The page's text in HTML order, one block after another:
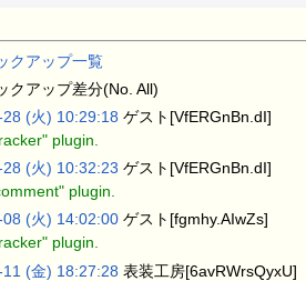
クアップ一覧
クアップ差分(No. All)
(火) 10:29:18 ゲスト[VfERGnBn.dI]
plugin.
(火) 10:32:23 ゲスト[VfERGnBn.dI]
plugin.
(火) 14:02:00 ゲスト[fgmhy.AIwZs]
plugin.
(金) 18:27:28 表装工房[6avRWrsQyxU]